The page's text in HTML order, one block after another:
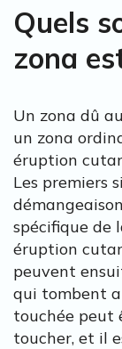
Quels
zona
Un zona dû
un zona
éruption
Les premiers
spécifique de
éruption
peuvent
qui tombent
touchée peut
toucher, et il